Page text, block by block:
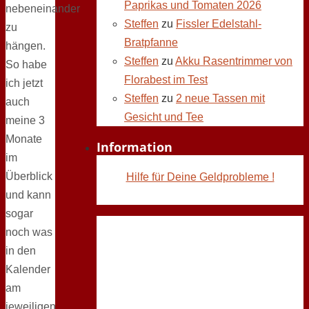
nebeneinander
zu
hängen.
So habe
ich jetzt
auch
meine 3
Monate
im
Überblick
und kann
sogar
noch was
in den
Kalender
am
jeweiligen
Paprikas und Tomaten 2026
Steffen zu Fissler Edelstahl-
Bratpfanne
Steffen zu Akku Rasentrimmer von
Florabest im Test
Steffen zu 2 neue Tassen mit
Gesicht und Tee
Information
Hilfe für Deine Geldprobleme !